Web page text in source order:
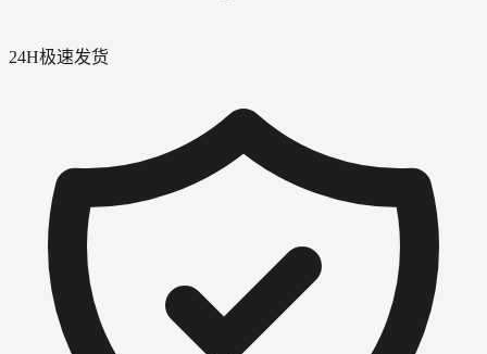
24H极速发货